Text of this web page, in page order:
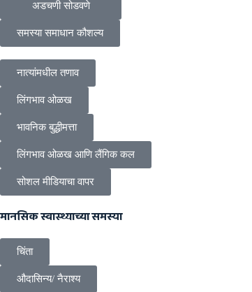
अडचणी सोडवणे
समस्या समाधान कौशल्य
नात्यांमधील तणाव
लिंगभाव ओळख
भावनिक बुद्धीमत्ता
लिंगभाव ओळख आणि लैंगिक कल
सोशल मीडियाचा वापर
मानसिक स्वास्थ्याच्या समस्या
चिंता
औदासिन्य/ नैराश्य